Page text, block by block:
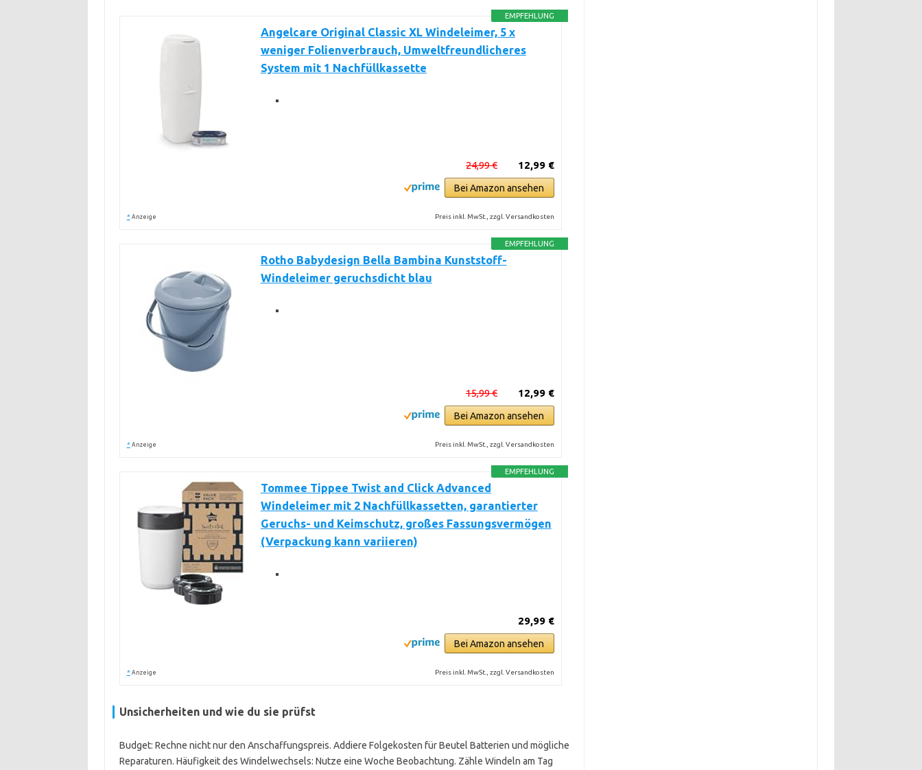
EMPFEHLUNG
Angelcare Original Classic XL Windeleimer, 5 x
weniger Folienverbrauch, Umweltfreundlicheres
System mit 1 Nachfüllkassette
12,99 €
24,99 €
Bei Amazon ansehen
* Anzeige Preis inkl. MwSt., zzgl. Versandkosten
EMPFEHLUNG
Rotho Babydesign Bella Bambina Kunststoff-
Windeleimer geruchsdicht blau
12,99 €
15,99 €
Bei Amazon ansehen
* Anzeige Preis inkl. MwSt., zzgl. Versandkosten
EMPFEHLUNG
Tommee Tippee Twist and Click Advanced
Windeleimer mit 2 Nachfüllkassetten, garantierter
Geruchs- und Keimschutz, großes Fassungsvermögen
(Verpackung kann variieren)
29,99 €
Bei Amazon ansehen
* Anzeige Preis inkl. MwSt., zzgl. Versandkosten
Unsicherheiten und wie du sie prüfst
Budget: Rechne nicht nur den Anschaffungspreis. Addiere Folgekosten für Beutel Batterien und mögliche
Reparaturen. Häufigkeit des Windelwechsels: Nutze eine Woche Beobachtung. Zähle Windeln am Tag